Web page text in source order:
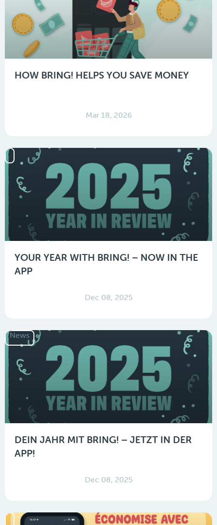
HOW BRING! HELPS YOU SAVE MONEY
Mar 18, 2026
YOUR YEAR WITH BRING! – NOW IN THE
APP
Dec 08, 2025
News
DEIN JAHR MIT BRING! – JETZT IN DER
APP!
Dec 08, 2025